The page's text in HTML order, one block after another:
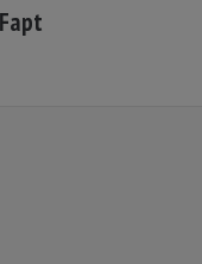
Fapt